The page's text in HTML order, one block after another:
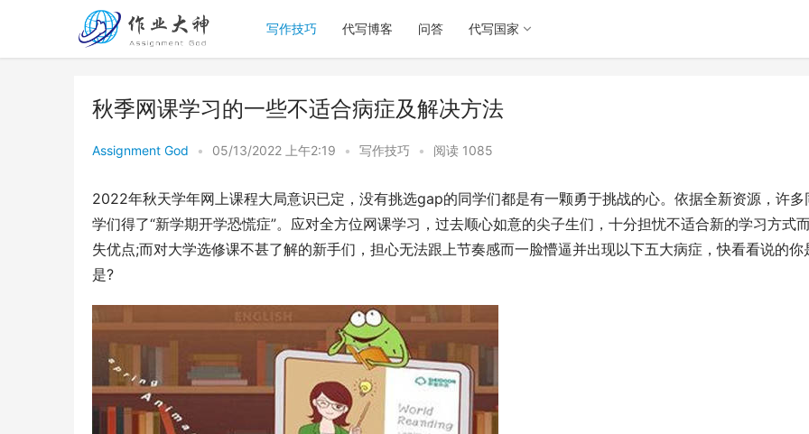
写作技巧 代写博客 问答 代写国家
秋季网课学习的一些不适合病症及解决方法
Assignment God • 05/13/2022 上午2:19 • 写作技巧 • 阅读 1085
2022年秋天学年网上课程大局意识已定，没有挑选gap的同学们都是有一颗勇于挑战的心。依据全新资源，许多
学们得了“新学期开学恐慌症”。应对全方位网课学习，过去顺心如意的尖子生们，十分担忧不适合新的学习方式
失优点;而对大学选修课不甚了解的新手们，担心无法跟上节奏感而一脸懵逼并出现以下五大病症，快看看说的你
是?